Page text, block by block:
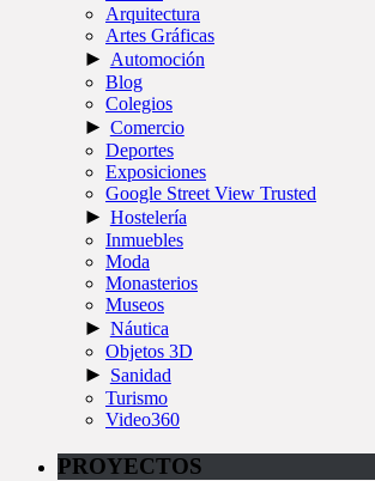
Arquitectura
Artes Gráficas
► Automoción
Blog
Colegios
► Comercio
Deportes
Exposiciones
Google Street View Trusted
► Hostelería
Inmuebles
Moda
Monasterios
Museos
► Náutica
Objetos 3D
► Sanidad
Turismo
Video360
PROYECTOS